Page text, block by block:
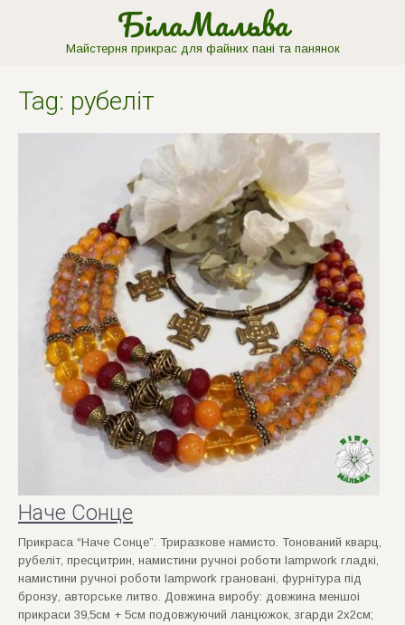
БілаМальва
Майстерня прикрас для файних пані та панянок
Tag: рубеліт
Наче Сонце
Прикраса “Наче Сонце”. Триразкове намисто. Тонований кварц,
рубелiт, пресцитрин, намистини ручноi роботи lampwork гладкi,
намистини ручноi роботи lampwork гранованi, фурнiтура пiд
бронзу, авторське литво. Довжина виробу: довжина меншоi
прикраси 39,5см + 5см подовжуючий ланцюжок, згарди 2х2см;